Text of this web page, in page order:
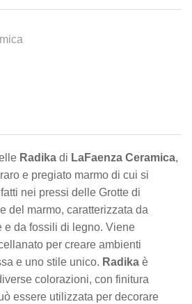
Radika di LaFaenza Ceramica,
e pregiato marmo di cui si
nei pressi delle Grotte di
del marmo, caratterizzata da
e da fossili di legno. Viene
per creare ambienti
e uno stile unico. Radika è
colorazioni, con finitura
essere utilizzata per decorare